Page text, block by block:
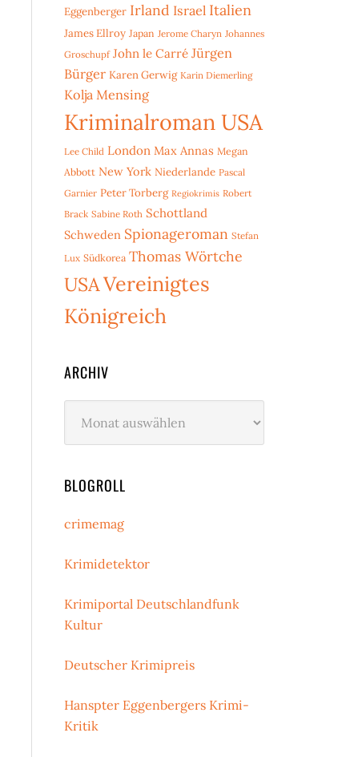
Eggenberger Irland Israel Italien
James Ellroy Japan Jerome Charyn Johannes
Groschupf John le Carré Jürgen
Bürger Karen Gerwig Karin Diemerling
Kolja Mensing
Kriminalroman USA
Lee Child London Max Annas Megan
Abbott New York Niederlande Pascal
Garnier Peter Torberg Regiokrimis Robert
Brack Sabine Roth Schottland
Schweden Spionageroman Stefan
Lux Südkorea Thomas Wörtche
USAVereinigtes
Königreich
ARCHIV
BLOGROLL
crimemag
Krimidetektor
Krimiportal Deutschlandfunk
Kultur
Deutscher Krimipreis
Hanspter Eggenbergers Krimi-
Kritik